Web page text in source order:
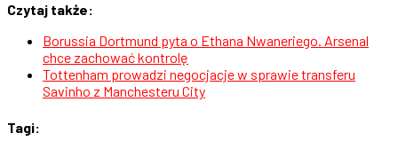
Czytaj także:
Borussia Dortmund pyta o Ethana Nwaneriego. Arsenal
chce zachować kontrolę
Tottenham prowadzi negocjacje w sprawie transferu
Savinho z Manchesteru City
Tagi: